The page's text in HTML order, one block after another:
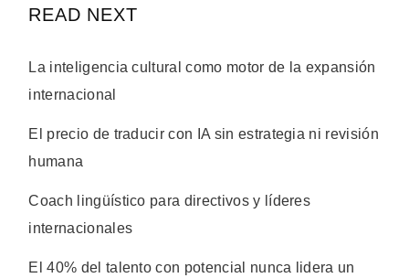
READ NEXT
La inteligencia cultural como motor de la expansión
internacional
El precio de traducir con IA sin estrategia ni revisión
humana
Coach lingüístico para directivos y líderes
internacionales
El 40% del talento con potencial nunca lidera un